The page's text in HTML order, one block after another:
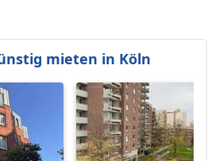
mieten in Köln